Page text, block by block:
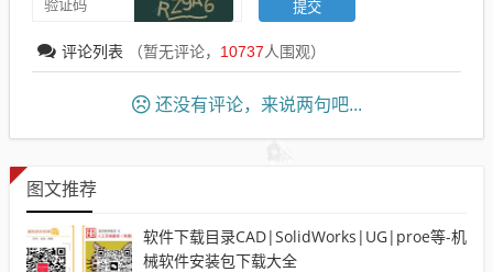
评论列表 （暂无评论， 10737人围观）
还没有评论，来说两句吧...
图文推荐
软件下载目录CAD|SolidWorks|UG|proe等-机
械软件安装包下载大全